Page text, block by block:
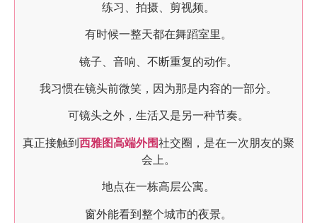
练习、拍摄、剪视频。
有时候一整天都在舞蹈室里。
镜子、音响、不断重复的动作。
我习惯在镜头前微笑，因为那是内容的一部分。
可镜头之外，生活又是另一种节奏。
真正接触到 西雅图高端外围社交圈，是在一次朋友的聚
会上。
地点在一栋高层公寓。
窗外能看到整个城市的夜景。